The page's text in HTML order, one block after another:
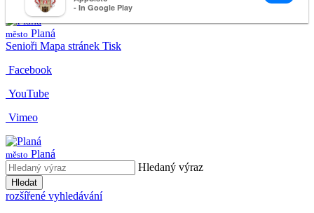
město Planá
Senioři Mapa stránek Tisk
Facebook
YouTube
Vimeo
město Planá
Hledaný výraz
Hledat
rozšířené vyhledávání
- In Google Play